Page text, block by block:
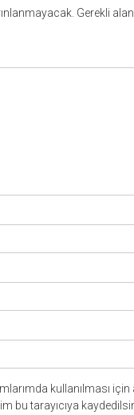
Gerekli
kullanılması için
bu tarayıcıya